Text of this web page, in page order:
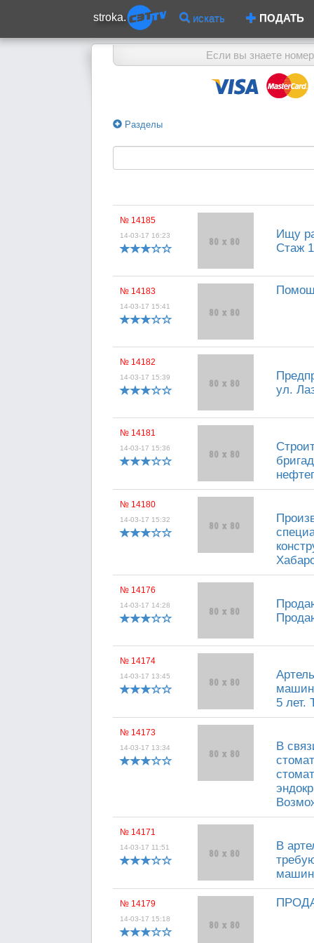
stroka. искать ПОДАТЬ
Если вы знаете
Разделы
№ 14185
14-03-17 16:23
Ищу
Стаж
№ 14183
14-03-17 15:41
№ 14182
14-03-17 15:39
ул.
№ 14181
14-03-17 15:36
№ 14180
14-03-17 15:32
№ 14176
14-03-17 14:28
№ 14174
14-03-17 13:45
5 лет.
№ 14173
14-03-17 13:34
В
№ 14171
14-03-17 11:51
В
№ 14179
14-03-17 15:18